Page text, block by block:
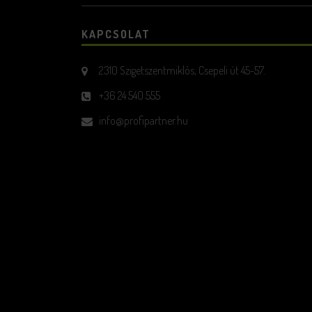
KAPCSOLAT
2310 Szigetszentmiklós, Csepeli út 45-57.
+36 24 540 555
info@profipartner.hu